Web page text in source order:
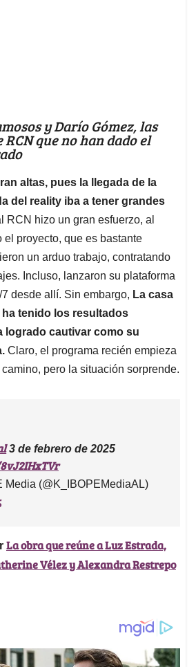
y Darío Gómez, las
que no han dado el
altas, pues la llegada de la
del reality iba a tener grandes
RCN hizo un gran esfuerzo, al
el proyecto, que es bastante
un arduo trabajo, contratando
Incluso, lanzaron su plataforma
desde allí. Sin embargo, La casa
tenido los resultados
logrado cautivar como su
Claro, el programa recién empieza
pero la situación sorprende.
3 de febrero de 2025
(@K_IBOPEMediaAL)
La obra que reúne a Luz Estrada,
Vélez y Alexandra Restrepo